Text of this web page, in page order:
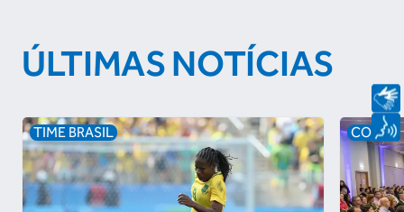
ÚLTIMAS NOTÍCIAS
TIME BRASIL COB